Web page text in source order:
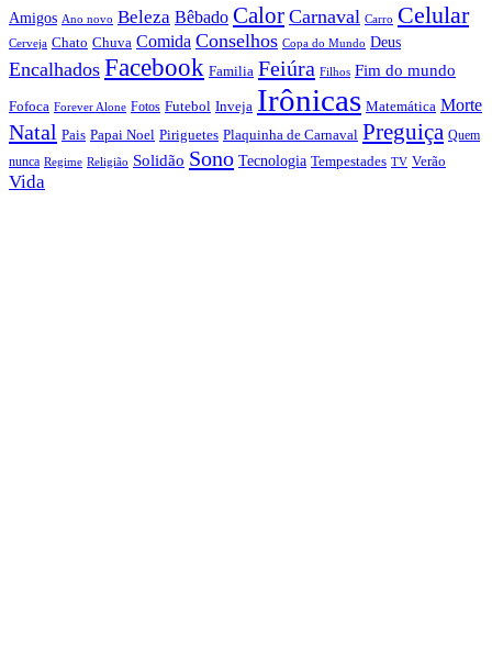
Amigos Ano novo Beleza Bêbado Calor Carnaval Carro Celular
Cerveja Chato Chuva Comida Conselhos Copa do Mundo Deus
Encalhados Facebook Familia Feiúra Filhos Fim do mundo
Fofoca Forever Alone Fotos Futebol Inveja Irônicas Matemática Morte
Natal Pais Papai Noel Piriguetes Plaquinha de Carnaval Preguiça Quem
nunca Regime Religião Solidão Sono Tecnologia Tempestades TV Verão
Vida